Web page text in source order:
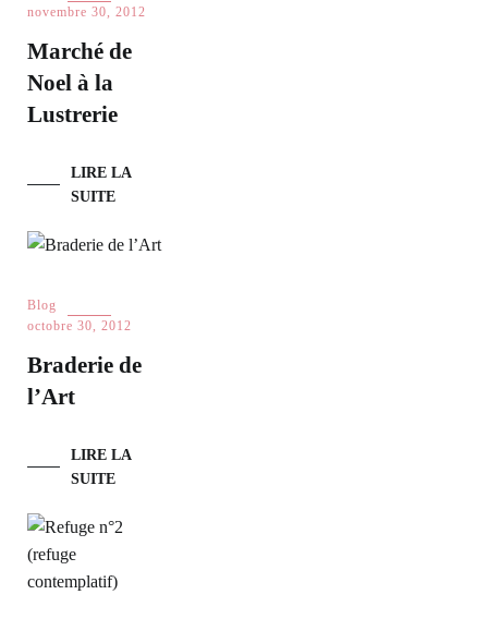
novembre 30, 2012
Marché de
Noel à la
Lustrerie
LIRE LA
SUITE
Blog
octobre 30, 2012
Braderie de
l’Art
LIRE LA
SUITE